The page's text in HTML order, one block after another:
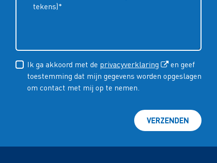
Ik ga akkoord met de privacyverklaring
en geef
toestemming dat mijn gegevens worden opgeslagen
om contact met mij op te nemen.
VERZENDEN